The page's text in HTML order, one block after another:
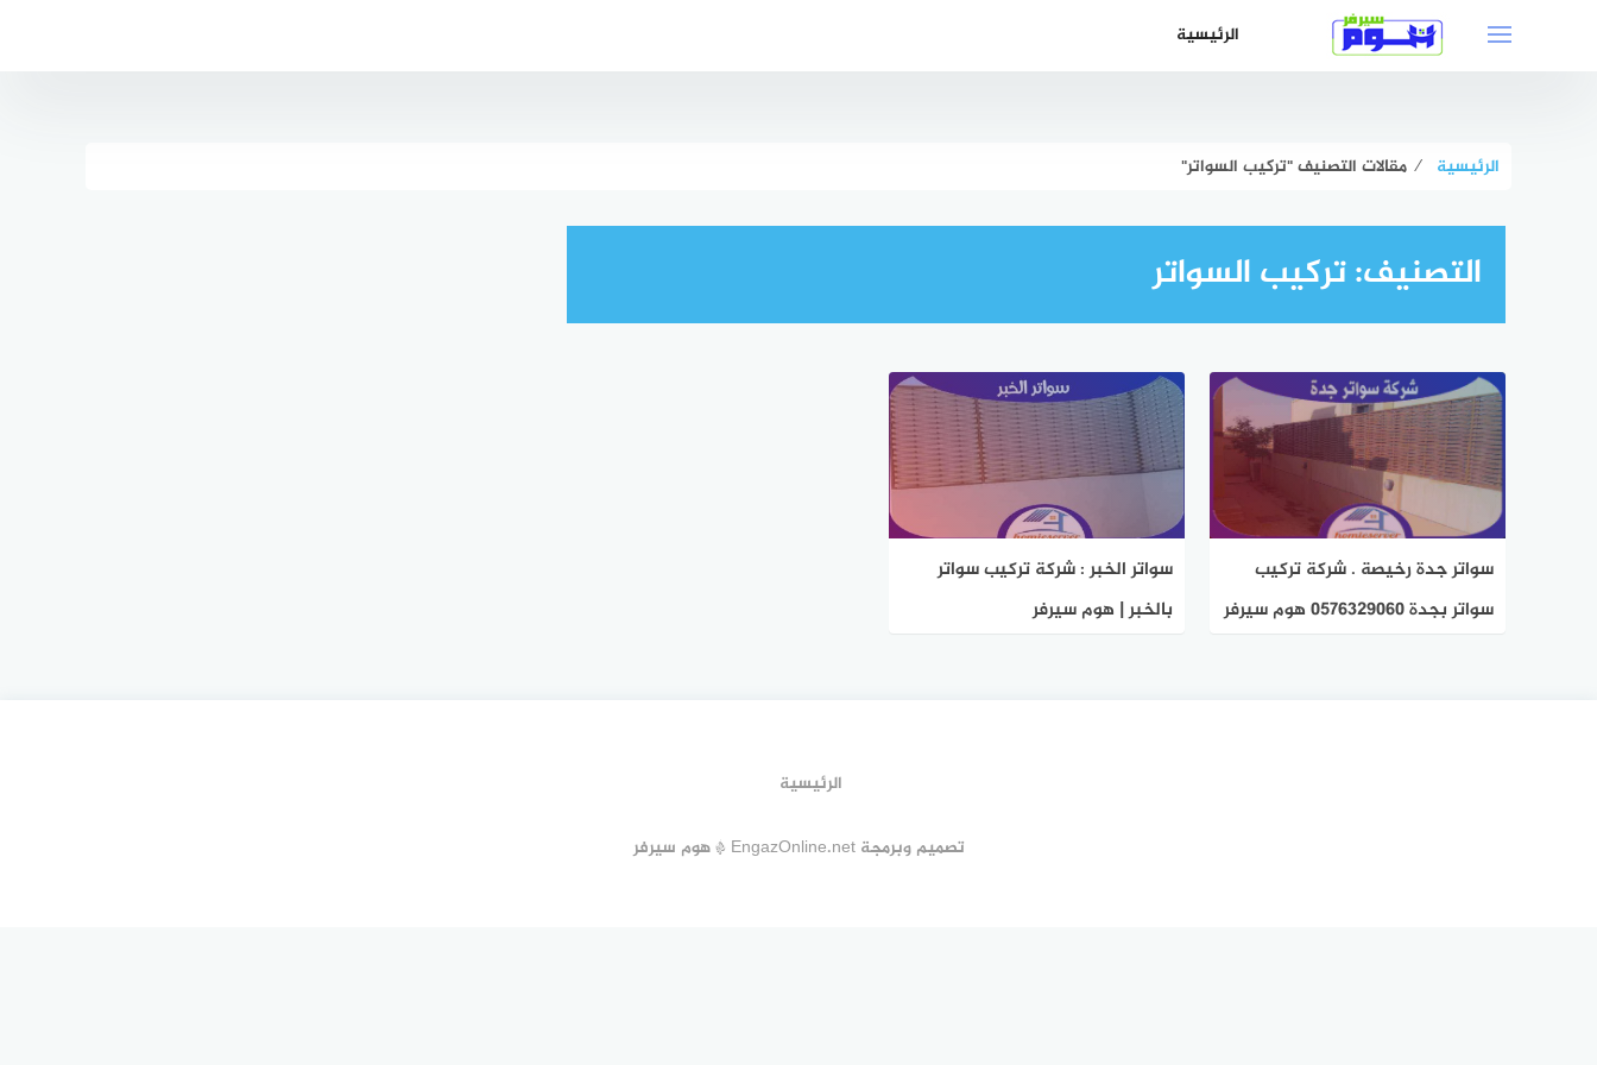
الرئيسية
الرئيسية ⁄ مقالات التصنيف "تركيب السواتر"
التصنيف:تركيب السواتر
سواتر جدة رخيصة . شركة تركيب
سواتر بجدة 0576329060 هوم سيرفر
سواتر الخبر : شركة تركيب سواتر
بالخبر | هوم سيرفر
الرئيسية
تصميم وبرمجة EngazOnline.net * هوم سيرفر